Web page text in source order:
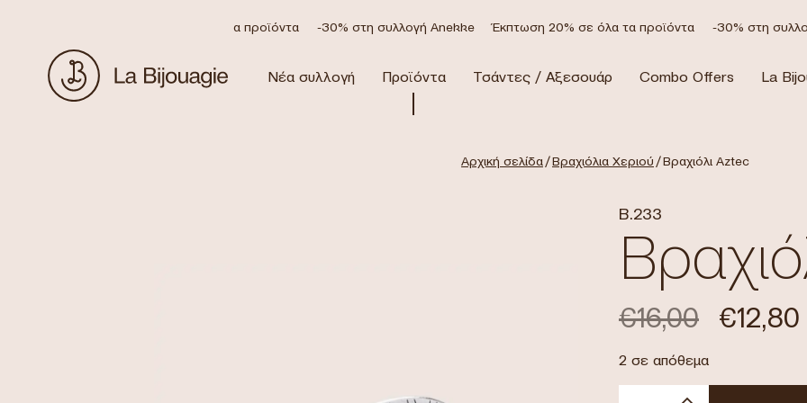
Έκπτωση 20% σε όλα τα προϊόντα -30% στη συλλογή Anekke Έκπτωση 20% σε όλα τα προϊόντα -30% στη
Νέα συλλογή Προϊόντα Τσάντες / Αξεσουάρ Combo Offers La
Αρχική σελίδα/Βραχιόλια Χεριού / Βραχιόλι Aztec
B.233
€16,00 €12,80
2 σε απόθεμα